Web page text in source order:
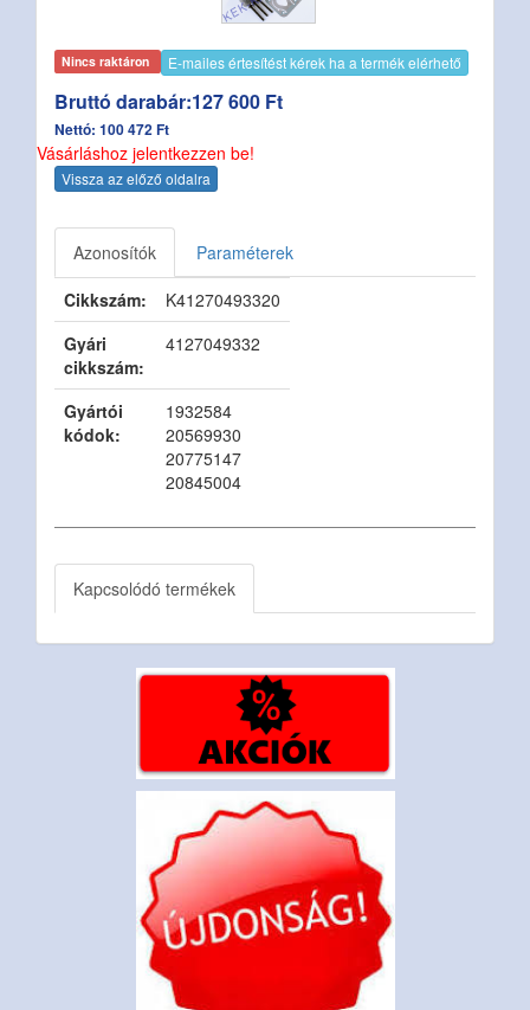
Nincs raktáron E-mailes értesítést kérek ha a termék elérhető
Bruttó darabár:127 600 Ft
Nettó: 100 472 Ft
Vásárláshoz jelentkezzen be!
Vissza az előző oldalra
Azonosítók
Paraméterek
Cikkszám:
K41270493320
Gyári
cikkszám:
4127049332
Gyártói
kódok:
1932584
20569930
20775147
20845004
Kapcsolódó termékek